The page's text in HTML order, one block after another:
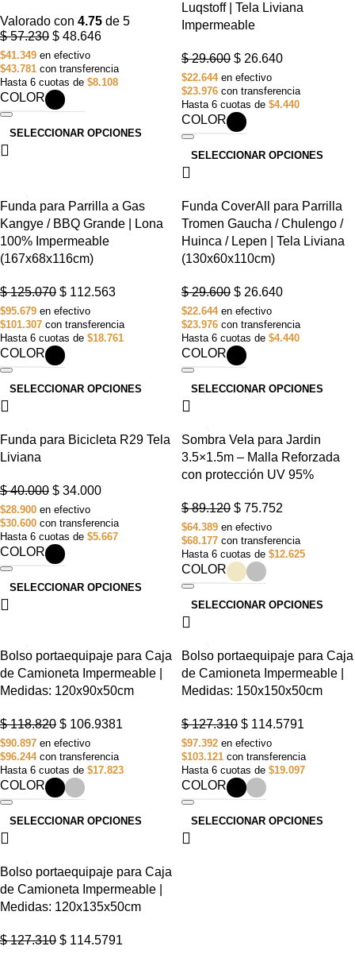
Valorado con 4.75 de 5
$57.230 $ 48.646
$41.349 en efectivo
$43.781 con transferencia
Hasta 6 cuotas de $8.108
COLOR
SELECCIONAR OPCIONES
Luqstoff | Tela Liviana
Impermeable
$29.600 $ 26.640
$22.644en efectivo
$23.976 con transferencia
Hasta 6 cuotas de $4.440
COLOR
SELECCIONAR OPCIONES
Funda para Parrilla a Gas
Kangye / BBQ Grande | Lona
100% Impermeable
(167x68x116cm)
$125.070 $ 112.563
$95.679 en efectivo
$101.307 con transferencia
Hasta 6 cuotas de $18.761
COLOR
SELECCIONAR OPCIONES
Funda CoverAll para Parrilla
Tromen Gaucha / Chulengo /
Huinca / Lepen | Tela Liviana
(130x60x110cm)
$29.600 $ 26.640
$22.644en efectivo
$23.976 con transferencia
Hasta 6 cuotas de $4.440
COLOR
SELECCIONAR OPCIONES
Funda para Bicicleta R29 Tela
Liviana
$40.000 $ 34.000
$28.900 en efectivo
$30.600 con transferencia
Hasta 6 cuotas de $5.667
COLOR
SELECCIONAR OPCIONES
Sombra Vela para Jardin
3.5×1.5m – Malla Reforzada
con protección UV 95%
$89.120 $ 75.752
$64.389 en efectivo
$68.177 con transferencia
Hasta 6 cuotas de $12.625
COLOR
SELECCIONAR OPCIONES
AGOTADO
Bolso portaequipaje para Caja
de Camioneta Impermeable |
Medidas: 120x90x50cm
$118.820 $ 106.9381
$90.897 en efectivo
$96.244con transferencia
Hasta 6 cuotas de $17.823
COLOR
SELECCIONAR OPCIONES
AGOTADO
Bolso portaequipaje para Caja
de Camioneta Impermeable |
Medidas: 150x150x50cm
$127.310 $ 114.5791
$97.392 en efectivo
$103.121 con transferencia
Hasta 6 cuotas de $19.097
COLOR
SELECCIONAR OPCIONES
AGOTADO
Bolso portaequipaje para Caja
de Camioneta Impermeable |
Medidas: 120x135x50cm
$127.310 $ 114.5791